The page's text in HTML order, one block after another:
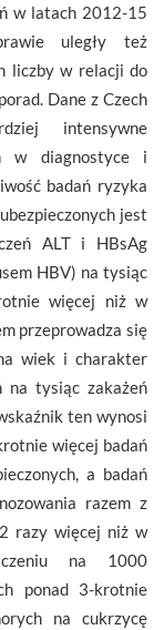
w latach 2012-15
uległy też
liczby w relacji do
Dane z Czech
intensywne
w diagnostyce i
badań ryzyka
jest
ALT i HBsAg
HBV) na tysiąc
więcej niż w
przeprowadza się
wiek i charakter
na tysiąc zakażeń
ten wynosi
więcej badań
a badań
razem z
razy więcej niż w
na 1000
ponad 3-krotnie
na cukrzycę